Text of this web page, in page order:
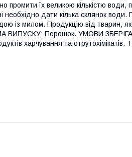
промити їх великою кількістю води,
дати кілька склянок води.
із милом. Продукцію від тварин,
ВИПУСКУ: Порошок. УМОВИ
харчування та отрутохімікатів.